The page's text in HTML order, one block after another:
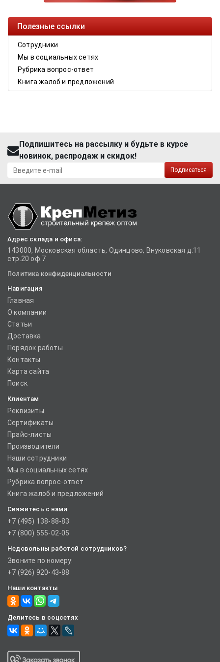
Полезные ссылки
Сотрудники
Мы в социальных сетях
Рубрика вопрос-ответ
Книга жалоб и предложений
Подпишитесь на рассылку и будьте в курсе
новинок, распродаж и скидок!
Подписаться
Адрес склада и офиса:
143000, Московская область, Одинцово, Внуковская д.11
стр.20 оф.7
Политика конфиденциальности
Навигация
Главная
О компании
Статьи
Доставка
Порядок работы
Контакты
Карта сайта
Поиск
Клиентам
Реквизиты
Сертификаты
Прайс-листы
Производители
Наши сотрудники
Мы в социальных сетях
Рубрика вопрос-ответ
Книга жалоб и предложений
Свяжитесь с нами
+7 (495) 138-88-83
+7 (800) 555-02-05
Недовольны работой сотрудников?
Звоните по номеру:
+7 (926) 920-43-88
Наши контакты
Делитесь в соцсетях